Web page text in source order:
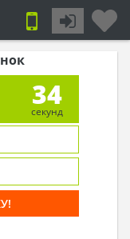
33
секунд